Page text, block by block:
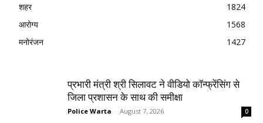
शहर
1824
आरोग्य
1568
मनोरंजन
1427
प्रभारी मंत्री श्री सिलावट ने वीडियो कॉन्फ्रेंसिंग से
जिला प्रशासन के साथ की समीक्षा
Police Warta - August 7, 2026 0